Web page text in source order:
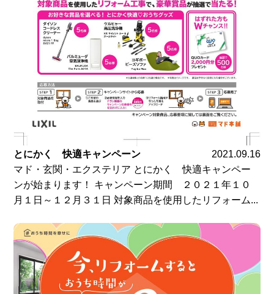
とにかく 快適キャンペーン
2021.09.16
マド・玄関・エクステリア とにかく 快適キャンペー
ンが始まります！ キャンペーン期間 ２０２１年１０
月１日～１２月３１日 対象商品を使用したリフォーム...